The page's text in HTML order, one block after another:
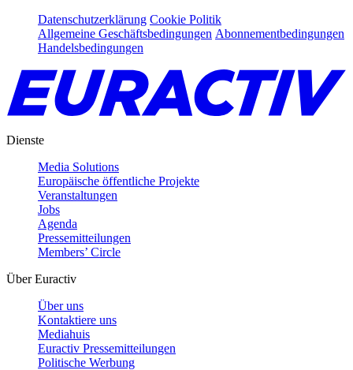
Datenschutzerklärung Cookie Politik
Allgemeine Geschäftsbedingungen Abonnementbedingungen
Handelsbedingungen
Dienste
Media Solutions
Europäische öffentliche Projekte
Veranstaltungen
Jobs
Agenda
Pressemitteilungen
Members’ Circle
Über Euractiv
Über uns
Kontaktiere uns
Mediahuis
Euractiv Pressemitteilungen
Politische Werbung